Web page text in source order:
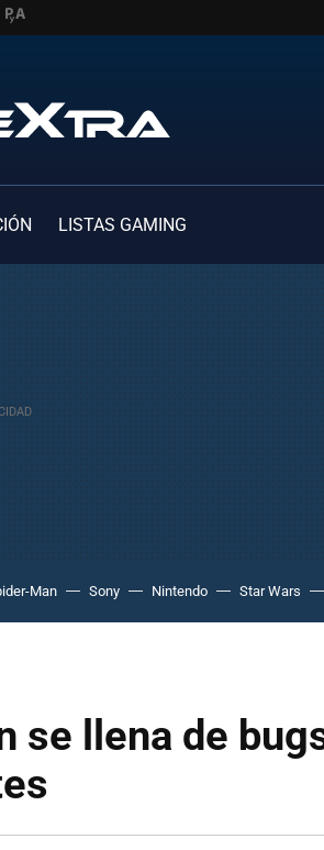
LISTAS GAMING
Man Sony Nintendo Star Wars
se llena de